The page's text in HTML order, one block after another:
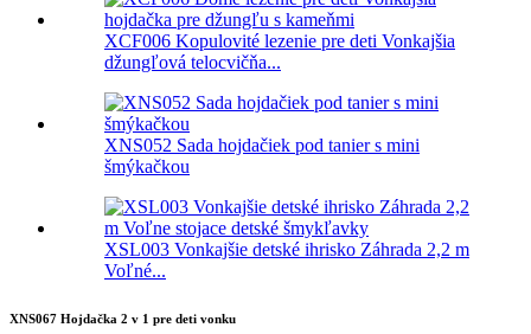
XCF006 Kopulovité lezenie pre deti Vonkajšia
džungľová telocvičňa...
XNS052 Sada hojdačiek pod tanier s mini
šmýkačkou
XSL003 Vonkajšie detské ihrisko Záhrada 2,2 m
Voľné...
XNS067 Hojdačka 2 v 1 pre deti vonku